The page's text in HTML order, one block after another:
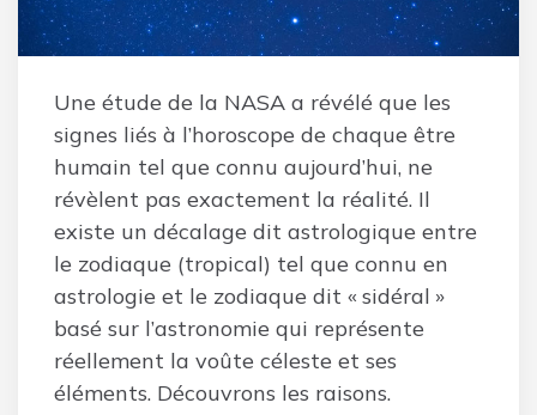
Une étude de la NASA a révélé que les
signes liés à l’horoscope de chaque être
humain tel que connu aujourd’hui, ne
révèlent pas exactement la réalité. Il
existe un décalage dit astrologique entre
le zodiaque (tropical) tel que connu en
astrologie et le zodiaque dit « sidéral »
basé sur l’astronomie qui représente
réellement la voûte céleste et ses
éléments. Découvrons les raisons.